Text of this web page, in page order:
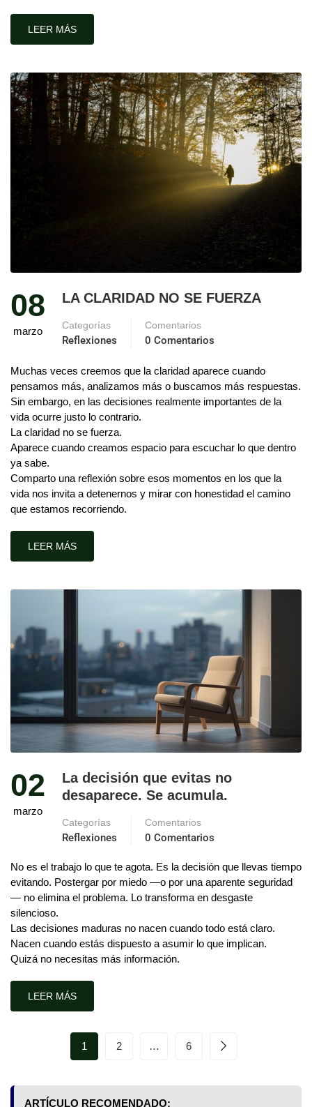
LEER MÁS
08
marzo
LA CLARIDAD NO SE FUERZA
Categorías
Reflexiones
Comentarios
0 Comentarios
Muchas veces creemos que la claridad aparece cuando
pensamos más, analizamos más o buscamos más respuestas.
Sin embargo, en las decisiones realmente importantes de la
vida ocurre justo lo contrario.
La claridad no se fuerza.
Aparece cuando creamos espacio para escuchar lo que dentro
ya sabe.
Comparto una reflexión sobre esos momentos en los que la
vida nos invita a detenernos y mirar con honestidad el camino
que estamos recorriendo.
LEER MÁS
02
marzo
La decisión que evitas no
desaparece. Se acumula.
Categorías
Reflexiones
Comentarios
0 Comentarios
No es el trabajo lo que te agota. Es la decisión que llevas tiempo
evitando. Postergar por miedo —o por una aparente seguridad
— no elimina el problema. Lo transforma en desgaste
silencioso.
Las decisiones maduras no nacen cuando todo está claro.
Nacen cuando estás dispuesto a asumir lo que implican.
Quizá no necesitas más información.
LEER MÁS
1 2 … 6
ARTÍCULO RECOMENDADO: